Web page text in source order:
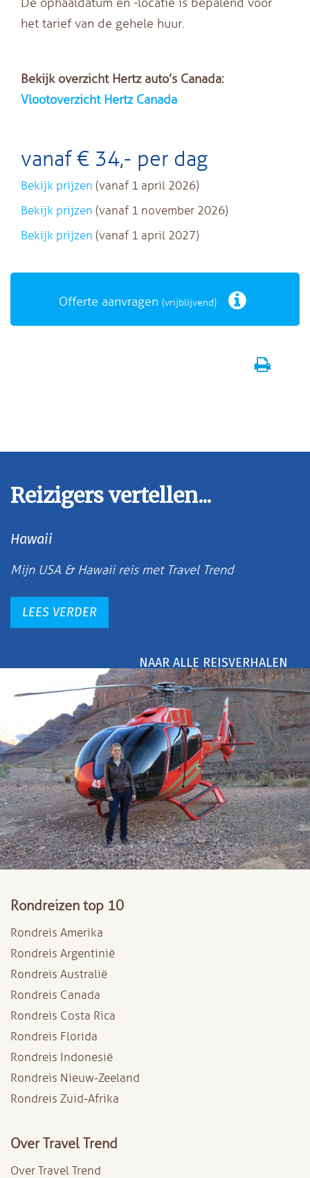
het tarief van de gehele huur.
Bekijk overzicht Hertz auto’s Canada:
Vlootoverzicht Hertz Canada
vanaf € 34,- per dag
Bekijk prijzen (vanaf 1 april 2026)
Bekijk prijzen (vanaf 1 november 2026)
Bekijk prijzen (vanaf 1 april 2027)
Offerte aanvragen (vrijblijvend)
Reizigers vertellen...
Hawaii
Mijn USA & Hawaii reis met Travel Trend
LEES VERDER
NAAR ALLE REISVERHALEN
Rondreizen top 10
Rondreis Amerika
Rondreis Argentinië
Rondreis Australië
Rondreis Canada
Rondreis Costa Rica
Rondreis Florida
Rondreis Indonesië
Rondreis Nieuw-Zeeland
Rondreis Zuid-Afrika
Over Travel Trend
Over Travel Trend